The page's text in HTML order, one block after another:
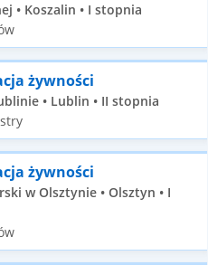
• Koszalin • I stopnia
żywności
• Lublin • II stopnia
żywności
w Olsztynie • Olsztyn • I